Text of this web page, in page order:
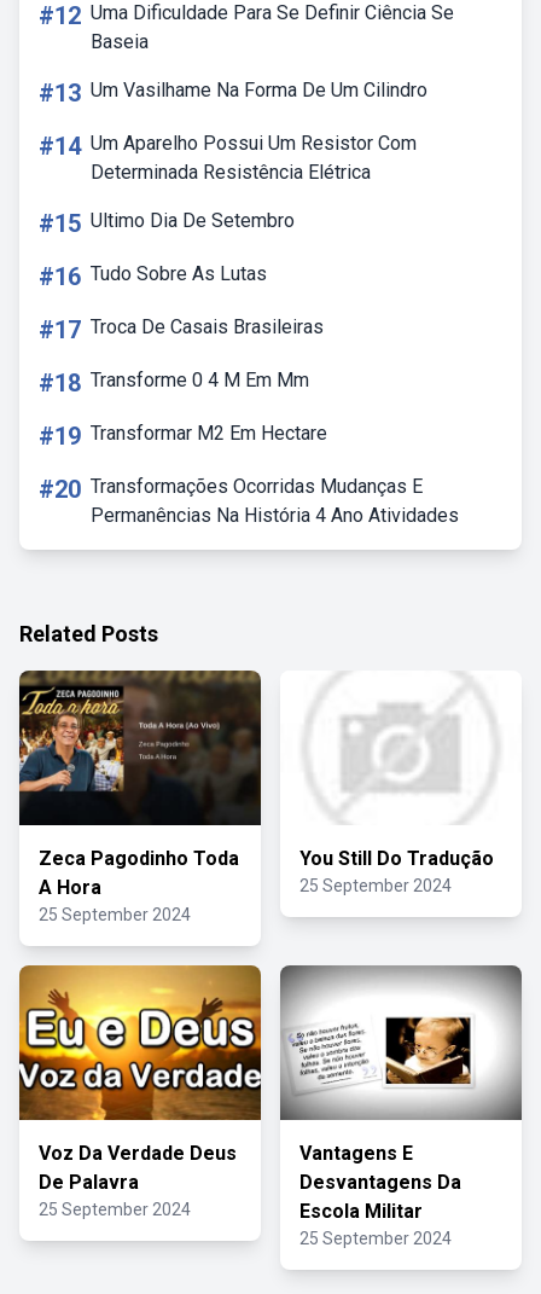
#12 Uma Dificuldade Para Se Definir Ciência Se
Baseia
#13 Um Vasilhame Na Forma De Um Cilindro
#14 Um Aparelho Possui Um Resistor Com
Determinada Resistência Elétrica
#15 Ultimo Dia De Setembro
#16 Tudo Sobre As Lutas
#17 Troca De Casais Brasileiras
#18 Transforme 0 4 M Em Mm
#19 Transformar M2 Em Hectare
#20 Transformações Ocorridas Mudanças E
Permanências Na História 4 Ano Atividades
Related Posts
Zeca Pagodinho Toda
A Hora
25 September 2024
You Still Do Tradução
25 September 2024
Voz Da Verdade Deus
De Palavra
25 September 2024
Vantagens E
Desvantagens Da
Escola Militar
25 September 2024